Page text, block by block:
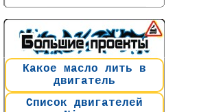
Какое масло лить в
двигатель
Список двигателей